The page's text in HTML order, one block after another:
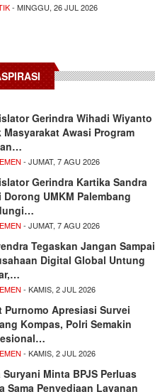
- MINGGU, 26 JUL 2026
Gerindra Wihadi Wiyanto
Masyarakat Awasi Program
- JUMAT, 7 AGU 2026
Gerindra Kartika Sandra
Dorong UMKM Palembang
- JUMAT, 7 AGU 2026
Tegaskan Jangan Sampai
Digital Global Untung
- KAMIS, 2 JUL 2026
Purnomo Apresiasi Survei
Kompas, Polri Semakin
- KAMIS, 2 JUL 2026
Suryani Minta BPJS Perluas
Sama Penyediaan Layanan